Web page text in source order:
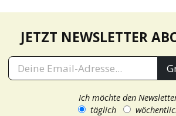
JETZT NEWSLETTER
Ich möchte den
täglich